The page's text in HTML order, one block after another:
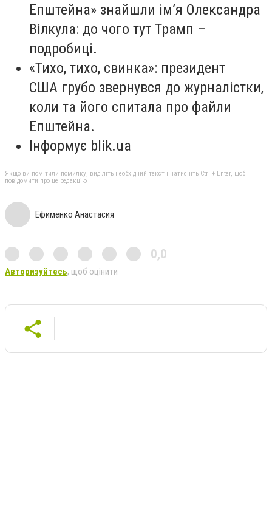
Епштейна» знайшли ім’я Олександра
Вілкула: до чого тут Трамп –
подробиці.
«Тихо, тихо, свинка»: президент
США грубо звернувся до журналістки,
коли та його спитала про файли
Епштейна.
Інформує blik.ua
Якщо ви помітили помилку, виділіть необхідний текст і натисніть Ctrl + Enter, щоб
повідомити про це редакцію
Ефименко Анастасия
0,0
Авторизуйтесь, щоб оцінити